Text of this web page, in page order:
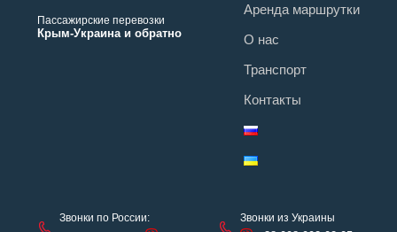
Пассажирские перевозки
Крым-Украина и обратно
Аренда маршрутки
О нас
Транспорт
Контакты
Звонки по России: Звонки из Украины